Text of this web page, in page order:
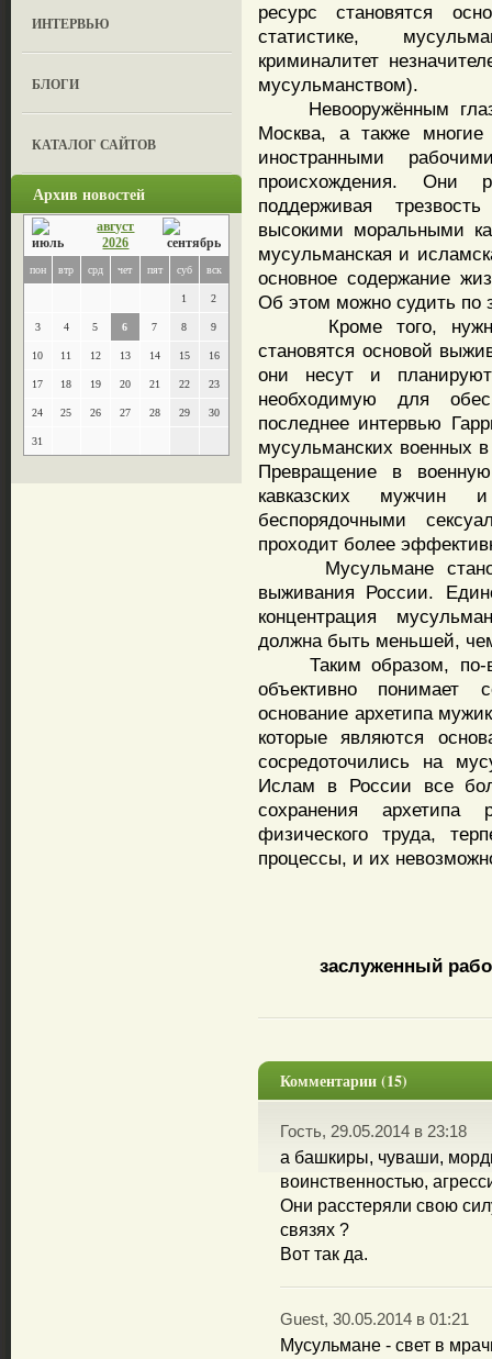
ИНТЕРВЬЮ
БЛОГИ
КАТАЛОГ САЙТОВ
Архив новостей
август
2026
пон втр срд чет пят суб вск
1 2
3 4 5 6 7 8 9
10 11 12 13 14 15 16
17 18 19 20 21 22 23
24 25 26 27 28 29 30
31
ресурс становятся
статистике,
криминалитет
мусульманством).
Невооружённым
Москва, а также многие
иностранными
происхождения. Они
поддерживая
высокими моральными
мусульманская и
основное содержание
Об этом можно судить по
Кроме того, нужно
становятся основой
они несут и
необходимую для
последнее интервью
мусульманских военных
Превращение в
кавказских
беспорядочными
проходит более
Мусульмане
выживания России.
концентрация
должна быть меньшей,
Таким образом, по-
объективно понимает
основание архетипа
которые являются
сосредоточились на
Ислам в России все
сохранения архетипа
физического труда,
процессы, и их
заслуженный
Комментарии (15)
Гость, 29.05.2014 в 23:18
а башкиры, чуваши,
воинственностью,
Они расстеряли свою
связях ?
Вот так да.
Guest, 30.05.2014 в 01:21
Мусульмане - свет в